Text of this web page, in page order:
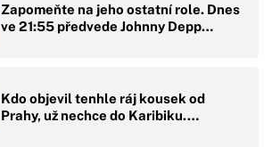
Zapomeňte na jeho ostatní role. Dnes
ve 21:55 předvede Johnny Depp…
Kdo objevil tenhle ráj kousek od
Prahy, už nechce do Karibiku.…